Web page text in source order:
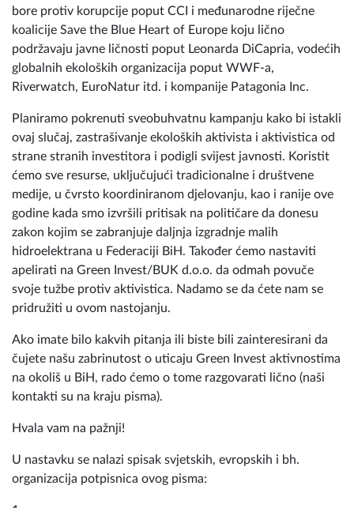
bore protiv korupcije poput CCI i međunarodne riječne
koalicije Save the Blue Heart of Europe koju lično
podržavaju javne ličnosti poput Leonarda DiCapria, vodećih
globalnih ekoloških organizacija poput WWF-a,
Riverwatch, EuroNatur itd. i kompanije Patagonia Inc.
Planiramo pokrenuti sveobuhvatnu kampanju kako bi istakli
ovaj slučaj, zastrašivanje ekoloških aktivista i aktivistica od
strane stranih investitora i podigli svijest javnosti. Koristit
ćemo sve resurse, uključujući tradicionalne i društvene
medije, u čvrsto koordiniranom djelovanju, kao i ranije ove
godine kada smo izvršili pritisak na političare da donesu
zakon kojim se zabranjuje daljnja izgradnje malih
hidroelektrana u Federaciji BiH. Također ćemo nastaviti
apelirati na Green Invest/BUK d.o.o. da odmah povuče
svoje tužbe protiv aktivistica. Nadamo se da ćete nam se
pridružiti u ovom nastojanju.
Ako imate bilo kakvih pitanja ili biste bili zainteresirani da
čujete našu zabrinutost o uticaju Green Invest aktivnostima
na okoliš u BiH, rado ćemo o tome razgovarati lično (naši
kontakti su na kraju pisma).
Hvala vam na pažnji!
U nastavku se nalazi spisak svjetskih, evropskih i bh.
organizacija potpisnica ovog pisma: